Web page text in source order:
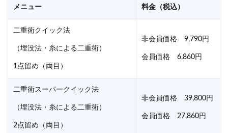
メニュー 料金（税込）
二重術クイック法
（埋没法・糸による二重術）
1点留め（両目）
非会員価格 9,790円
会員価格 6,860円
二重術スーパークイック法
（埋没法・糸による二重術）
2点留め（両目）
非会員価格 39,800円
会員価格 27,860円